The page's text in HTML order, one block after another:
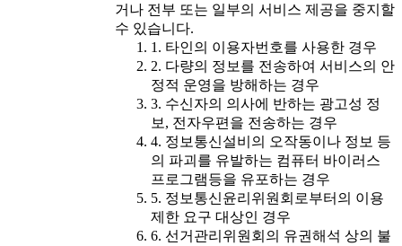
거나 전부 또는 일부의 서비스 제공을 중지할
수 있습니다.
1. 타인의 이용자번호를 사용한 경우
2. 다량의 정보를 전송하여 서비스의 안
정적 운영을 방해하는 경우
3. 수신자의 의사에 반하는 광고성 정
보, 전자우편을 전송하는 경우
4. 정보통신설비의 오작동이나 정보 등
의 파괴를 유발하는 컴퓨터 바이러스
프로그램등을 유포하는 경우
5. 정보통신윤리위원회로부터의 이용
제한 요구 대상인 경우
6. 선거관리위원회의 유권해석 상의 불